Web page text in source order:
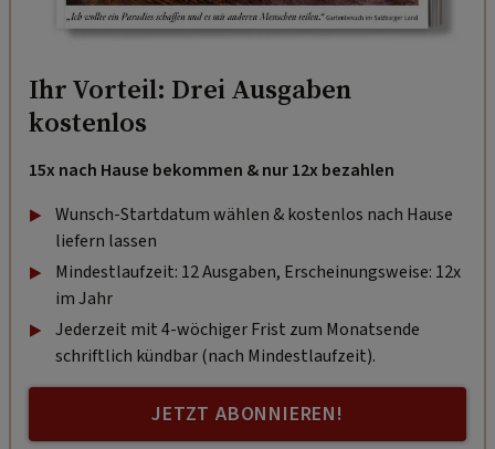
Ihr Vorteil: Drei Ausgaben
kostenlos
15x nach Hause bekommen & nur 12x bezahlen
Wunsch-Startdatum wählen & kostenlos nach Hause
liefern lassen
Mindestlaufzeit: 12 Ausgaben, Erscheinungsweise: 12x
im Jahr
Jederzeit mit 4-wöchiger Frist zum Monatsende
schriftlich kündbar (nach Mindestlaufzeit).
JETZT ABONNIEREN!